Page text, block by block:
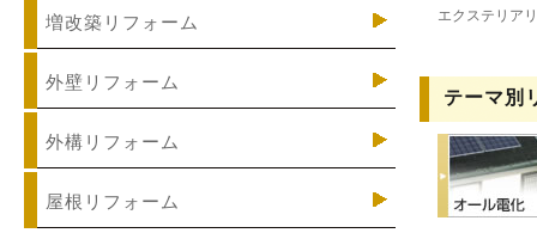
エクステリア
テーマ別
増改築リフォーム
外壁リフォーム
外構リフォーム
屋根リフォーム